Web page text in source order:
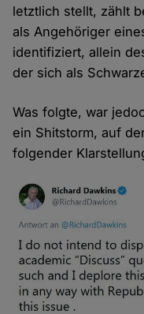
letztlich stellt, zählt
als Angehöriger
identifiziert, allein
der sich als
Was folgte, war
ein Shitstorm, auf
folgender